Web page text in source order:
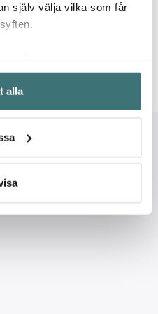
själv välja vilka som får
geografiska plats som
upp till flera meter
att aktivt skanna den för
uppgifter
ditt samtycke när som
och annonserna
tror att du tycker om. Det
själv vilka cookies
alla